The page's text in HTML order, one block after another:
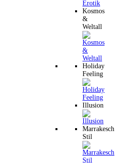
Kosmos
&
Weltall
Holiday
Feeling
Illusion
Marrakesch
Stil